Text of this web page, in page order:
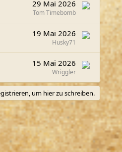
29 Mai 2026
Tom Timebomb
19 Mai 2026
Husky71
15 Mai 2026
Wriggler
um hier zu schreiben.